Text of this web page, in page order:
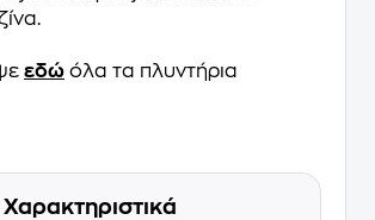
εδώ όλα τα πλυντήρια